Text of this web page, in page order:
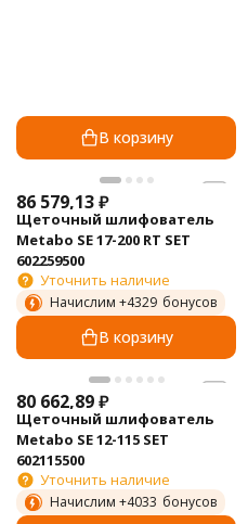
В корзину
86 579,13₽
Щеточный шлифователь
Metabo SE 17-200 RT SET
602259500
Уточнить наличие
Начислим +4329 бонусов
В корзину
80 662,89₽
Щеточный шлифователь
Metabo SE 12-115 SET
602115500
Уточнить наличие
Начислим +4033 бонусов